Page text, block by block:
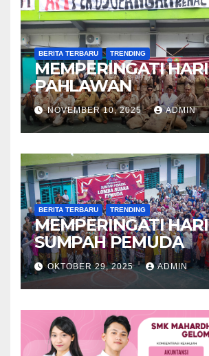
BERITA TERBARU TRENDING
MEMPERINGATI HARI
PAHLAWAN
NOVEMBER 10, 2025 ADMIN
BERITA TERBARU TRENDING
MEMPERINGATI HARI
SUMPAH PEMUDA
OKTOBER 29, 2025 ADMIN